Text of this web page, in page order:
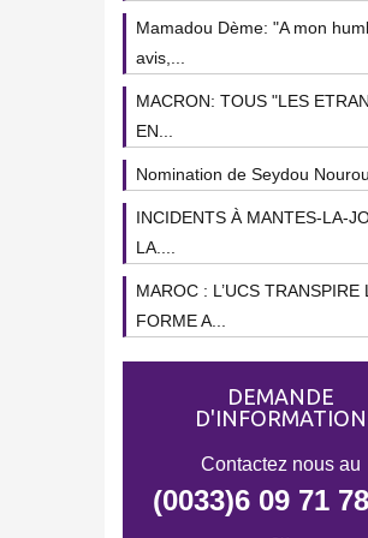
Mamadou Dème: "A mon
avis,...
MACRON: TOUS "LES
EN...
Nomination de Seydou Nourou
INCIDENTS À MANTES-LA-
LA....
MAROC : L’UCS TRANSPIRE
FORME A...
DEMANDE
D'INFORMATION
Contactez nous au
(0033)6 09 71